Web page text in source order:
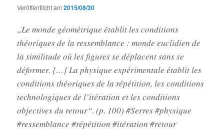
Veröffentlicht am2015/08/30
„Le monde géométrique établit les conditions
théoriques de la ressemblance : monde euclidien de
la similitude où les figures se déplacent sans se
déformer. […] La physique expérimentale établit les
conditions théoriques de la répétition, les conditions
technologiques de l’itération et les conditions
objectives du retour“. (p. 100) #Serres #physique
#ressemblance #répétition #itération #retour